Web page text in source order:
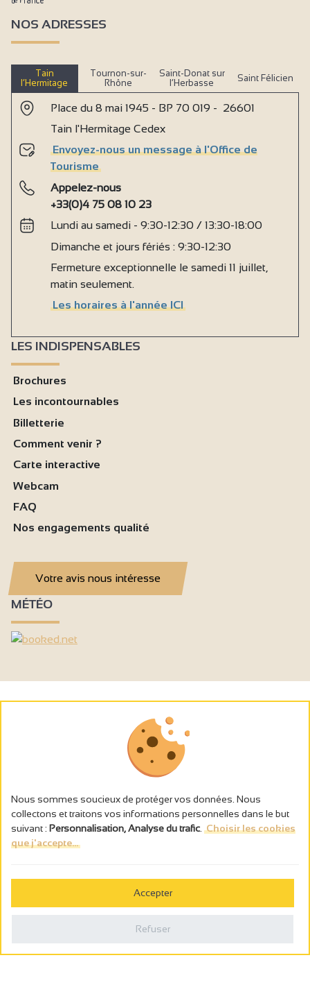
NOS ADRESSES
Tain
l’Hermitage
Tournon-sur-
Rhône
Saint-Donat sur
l’Herbasse
Saint Félicien
Place du 8 mai 1945 - BP 70 019 - 26601
Tain l'Hermitage Cedex
Envoyez-nous un message à l'Office de
Tourisme
Appelez-nous
+33(0)4 75 08 10 23
Lundi au samedi - 9:30-12:30 / 13:30-18:00
Dimanche et jours fériés : 9:30-12:30
Fermeture exceptionnelle le samedi 11 juillet,
matin seulement.
Les horaires à l'année ICI
LES INDISPENSABLES
Brochures
Les incontournables
Billetterie
Comment venir ?
Carte interactive
Webcam
FAQ
Nos engagements qualité
Votre avis nous intéresse
MÉTÉO
L’abus d’alcool est dangereux pour la santé, à consommer avec
Politique de confidentialité
Nous sommes soucieux de protéger vos données. Nous
collectons et traitons vos informations personnelles dans le but
suivant : Personnalisation, Analyse du trafic Choisir les cookies
que j'accepte...
Accepter
Refuser